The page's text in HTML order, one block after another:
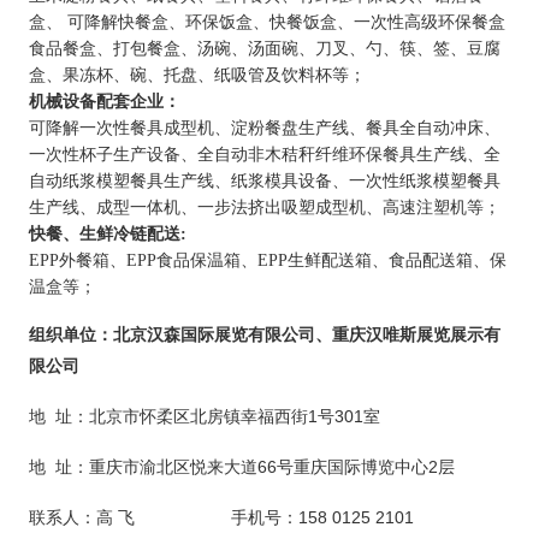
盒、
可降解快餐盒、环保饭盒、快餐饭盒、一次性高级环保餐盒
食品餐盒、打包餐盒、汤碗、汤面碗、刀叉、勺、筷、签、豆腐
盒、果冻杯、碗、托盘、纸吸管及饮料杯等；
机械设备配套企业：
可降解一次性餐具成型机、淀粉餐盘生产线、餐具全自动冲床、
一次性杯子生产设备、全自动非木秸秆纤维环保餐具生产线、全
自动纸浆模塑餐具生产线、纸浆模具设备、一次性纸浆模塑餐具
生产线、成型一体机、一步法挤出吸塑成型机、高速注塑机等；
快餐、生鲜冷链配送:
EPP外餐箱、EPP食品保温箱、EPP生鲜配送箱、食品配送箱、保
温盒等；
组织单位： 北京汉森国际展览有限公司 、 重庆汉唯斯展览展示有
限公司
地 址：北京市怀柔区北房镇幸福西街1 号301 室
地 址：重庆市渝北区悦来大道66号重庆国际博览中心2层
联系人 ： 高 飞 手机号： 158 0125 2101